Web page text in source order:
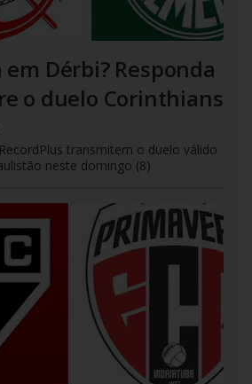
Dérbi? Responda
o duelo Corinthians
transmitem o duelo válido
neste domingo (8)